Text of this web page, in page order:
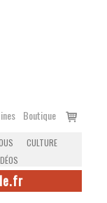
Boutique
Voir
CULTURE